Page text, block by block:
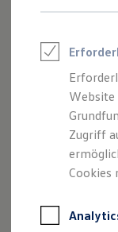
Impressum
Autohaus
Website
Zugriff
Cookies